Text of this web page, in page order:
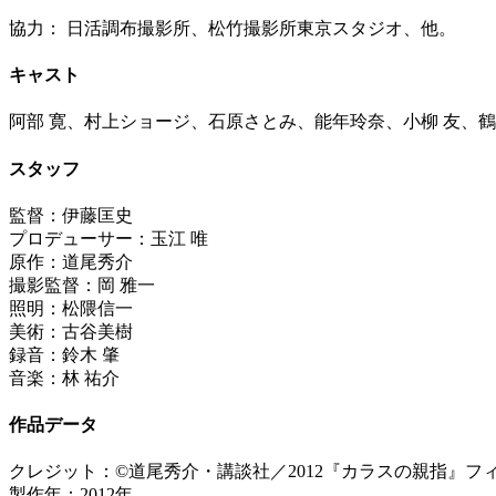
協力： 日活調布撮影所、松竹撮影所東京スタジオ、他。
キャスト
阿部 寛、村上ショージ、石原さとみ、能年玲奈、小柳 友、鶴
スタッフ
監督：伊藤匡史
プロデューサー：玉江 唯
原作：道尾秀介
撮影監督：岡 雅一
照明：松隈信一
美術：古谷美樹
録音：鈴木 肇
音楽：林 祐介
作品データ
クレジット：©道尾秀介・講談社／2012『カラスの親指』フ